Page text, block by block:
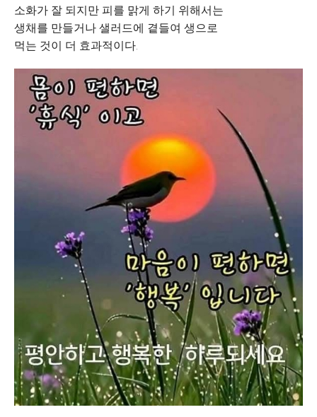
소화가 잘 되지만 피를 맑게 하기 위해서는
생채를 만들거나 샐러드에 곁들여 생으로
먹는 것이 더 효과적이다.